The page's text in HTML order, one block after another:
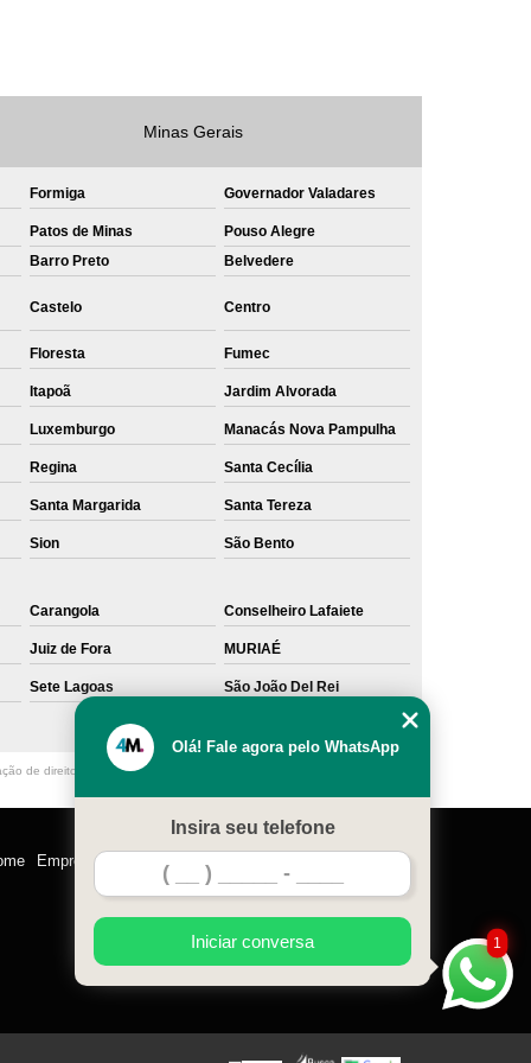
Private Label Confecção
Label de Malhas
Private Label Roupas
Sublimação Camiseta Algodão
Sublimação de Camisetas de Algodão
Sublimação em Camisetas
Sublimação em Camisetas Lisas
Sublimação em Tecido de Algodão
Sublimação Total em Camisetas
Minas Gerais
Formiga Governador Valadares
Patos de Minas
Pouso Alegre
Barro Preto Belvedere
Castelo Centro
Floresta Fumec
Itapoã Jardim Alvorada
Luxemburgo Manacás Nova Pampulha
Regina Santa Cecília
Santa Margarida Santa Tereza
Sion São Bento
Carangola Conselheiro Lafaiete
Juiz de Fora MURIAÉ
Sete Lagoas São João Del Rei
de direito autoral – artigo 184 do Código Penal –
Empresa Serviços
1
Olá! Fale agora pelo WhatsApp
Insira seu telefone
Iniciar conversa